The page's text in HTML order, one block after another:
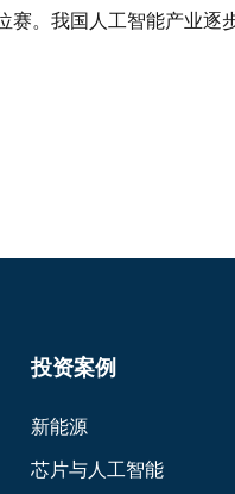
赛。我国人工智能产业逐
投资案例
新能源
芯片与人工智能